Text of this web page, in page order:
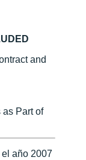
and
as Part of
año 2007